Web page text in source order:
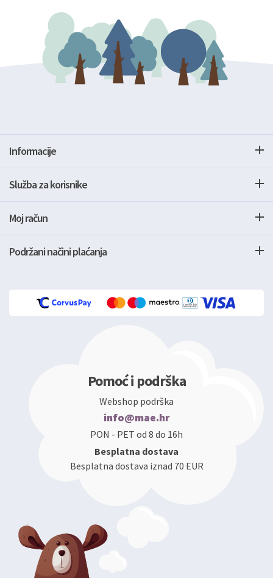
Informacije
Služba za korisnike
Moj račun
Podržani načini plaćanja
Pomoć i podrška
Webshop podrška
info@mae.hr
PON - PET od 8 do 16h
Besplatna dostava
Besplatna dostava iznad 70 EUR